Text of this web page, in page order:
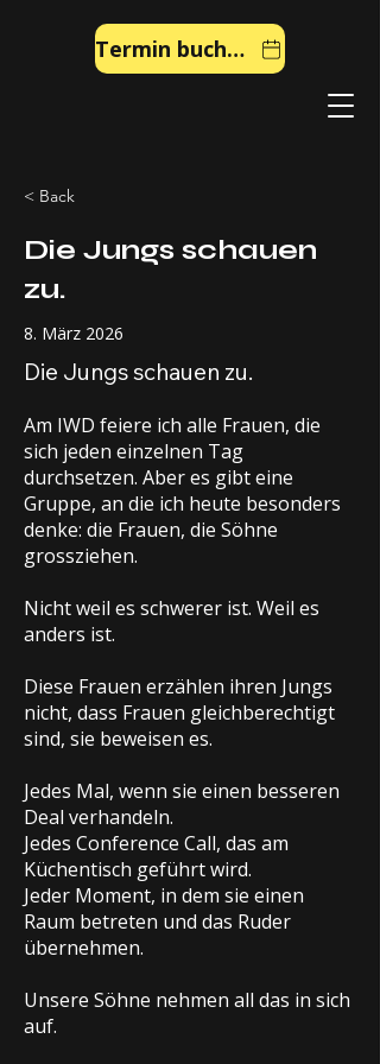
Termin buchen
< Back
Die Jungs schauen
zu.
8. März 2026
Die Jungs schauen zu.
Am IWD feiere ich alle Frauen, die
sich jeden einzelnen Tag
durchsetzen. Aber es gibt eine
Gruppe, an die ich heute besonders
denke: die Frauen, die Söhne
grossziehen.
Nicht weil es schwerer ist. Weil es
anders ist.
Diese Frauen erzählen ihren Jungs
nicht, dass Frauen gleichberechtigt
sind, sie beweisen es.
Jedes Mal, wenn sie einen besseren
Deal verhandeln.
Jedes Conference Call, das am
Küchentisch geführt wird.
Jeder Moment, in dem sie einen
Raum betreten und das Ruder
übernehmen.
Unsere Söhne nehmen all das in sich
auf.